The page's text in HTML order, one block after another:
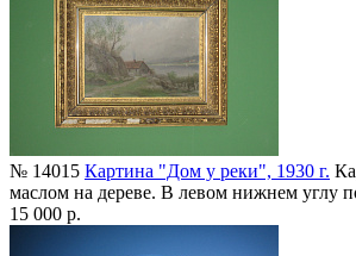
№ 14015 Картина "Дом у реки", 1930 г.
маслом на дереве. В левом нижнем углу
15 000 р.